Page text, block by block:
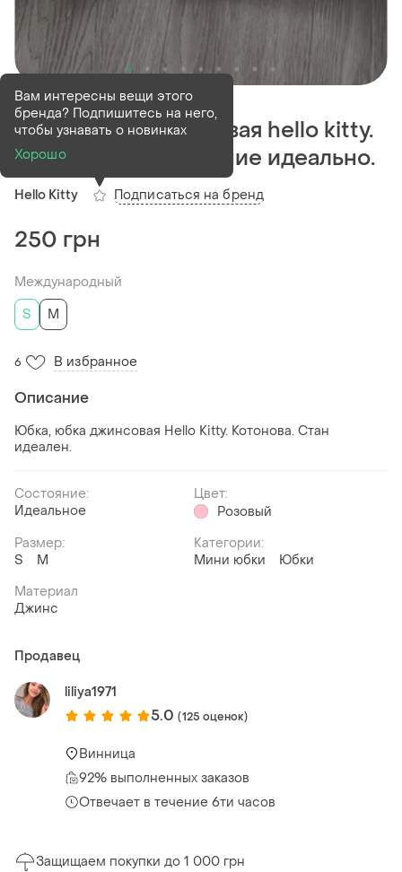
Деактивирован1 шт
Юбка, юбка джинсовая hello kitty.
коттоновая. состояние идеально.
Hello Kitty
Вам интересны вещи этого
бренда? Подпишитесь на него,
чтобы узнавать о новинках
Хорошо
Подписаться на бренд
250 грн
Международный
S
M
6 В избранное
Описание
Юбка, юбка джинсовая Hello Kitty. Котонова. Стан
идеален.
Состояние:
Идеальное
Цвет:
Розовый
Размер:
S
M
Категории:
Мини юбки
Юбки
Материал
Джинс
Продавец
liliya1971
5.0 (125 оценок)
Винница
92% выполненных заказов
Отвечает в течение 6ти часов
Защищаем покупки до 1 000 грн